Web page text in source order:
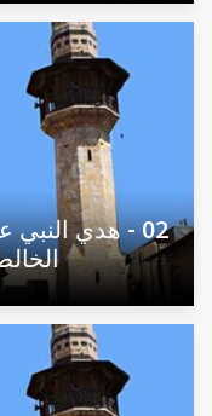
02 - هدي